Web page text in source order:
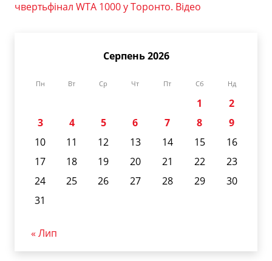
чвертьфінал WTA 1000 у Торонто. Відео
Серпень 2026
Пн Вт Ср Чт Пт Сб Нд
1
2
3
4 5 6 7 8
9
10
11 12 13 14 15
16
17
18 19 20 21 22
23
24
25 26 27 28 29
30
31
« Лип